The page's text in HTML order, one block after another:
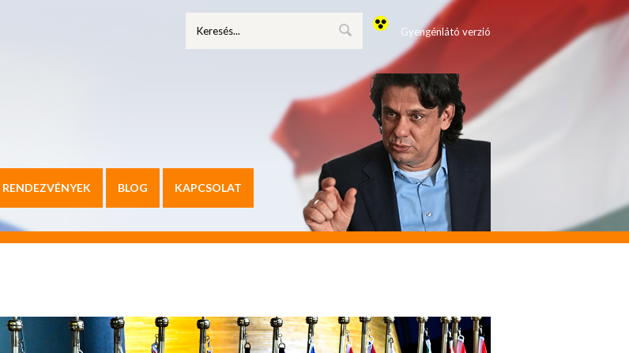
Gyengénlátó verzió
RENDEZVÉNYEK BLOG KAPCSOLAT